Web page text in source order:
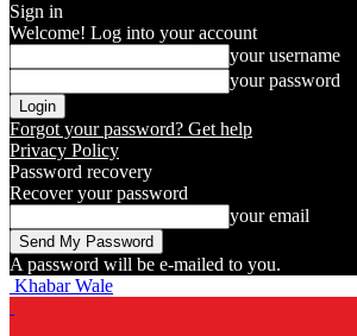
Sign in
Welcome! Log into your account
your username
your password
Forgot your password? Get help
Privacy Policy
Password recovery
Recover your password
your email
A password will be e-mailed to you.
Khabar Wale